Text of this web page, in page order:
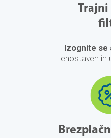
Trajni
Izognite se
enostaven in